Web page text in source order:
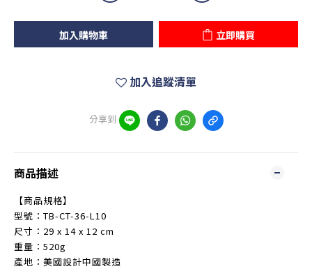
加入購物車 立即購買
加入追蹤清單
分享到
商品描述
【商品規格】
型號：TB-CT-36-L10
尺寸：29 x 14 x 12 cm
重量：520g
產地：美國設計中國製造